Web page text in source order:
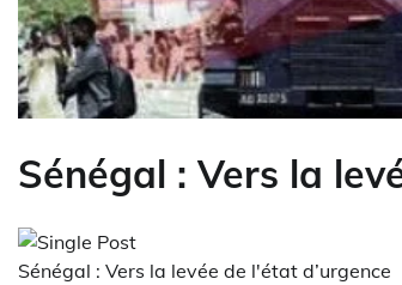
Sénégal : Vers la
Sénégal : Vers la levée de l'état d’urgence